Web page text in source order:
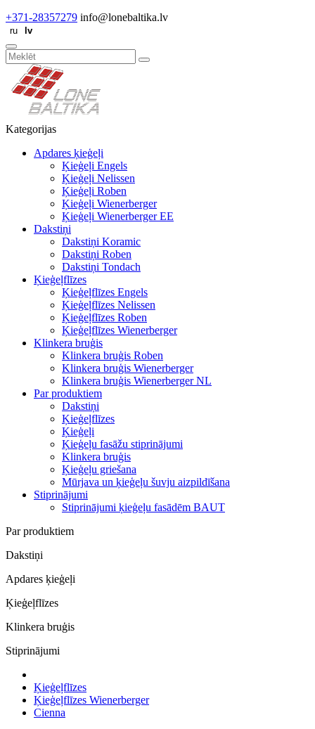
+371-28357279 info@lonebaltika.lv
Kategorijas
Apdares ķieģeļi
Ķieģeļi Engels
Ķieģeļi Nelissen
Ķieģeļi Roben
Ķieģeļi Wienerberger
Ķieģeļi Wienerberger EE
Dakstiņi
Dakstiņi Koramic
Dakstiņi Roben
Dakstiņi Tondach
Ķieģeļflīzes
Ķieģeļflīzes Engels
Ķieģeļflīzes Nelissen
Ķieģeļflīzes Roben
Ķieģeļflīzes Wienerberger
Klinkera bruģis
Klinkera bruģis Roben
Klinkera bruģis Wienerberger
Klinkera bruģis Wienerberger NL
Par produktiem
Dakstiņi
Ķieģeļflīzes
Ķieģeļi
Ķieģeļu fasāžu stiprinājumi
Klinkera bruģis
Ķieģeļu griešana
Mūrjava un ķieģeļu šuvju aizpildīšana
Stiprinājumi
Stiprinājumi ķieģeļu fasādēm BAUT
Par produktiem
Dakstiņi
Apdares ķieģeļi
Ķieģeļflīzes
Klinkera bruģis
Stiprinājumi
Ķieģeļflīzes
Ķieģeļflīzes Wienerberger
Cienna